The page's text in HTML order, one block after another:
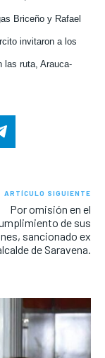
Briceño y Rafael
invitaron a los
las ruta, Arauca-
ARTÍCULO SIGUIENTE
Por omisión en el
de sus
sancionado ex
de Saravena.